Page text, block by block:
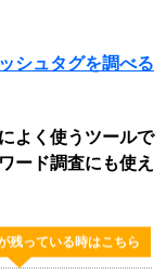
シュタグを調べる
よく使うツールで
ード調査にも使え
残っている時はこちら